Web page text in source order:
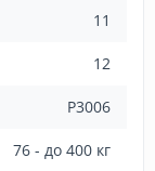
11
12
P3006
76 - до 400 кг